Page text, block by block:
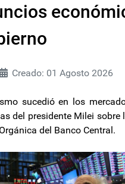
Creado: 01 Agosto 2026
sucedió en los
del presidente Milei sobre
del Banco Central.